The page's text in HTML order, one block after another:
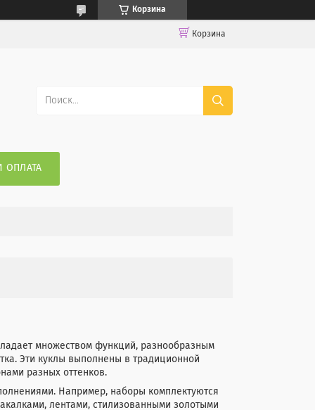
Корзина
Корзина
ОПЛАТА
множеством функций, разнообразным
Эти куклы выполнены в традиционной
разных оттенков.
Например, наборы комплектуются
лентами, стилизованными золотыми